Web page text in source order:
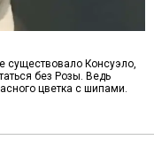
существовало Консуэло,
без Розы. Ведь
цветка с шипами.